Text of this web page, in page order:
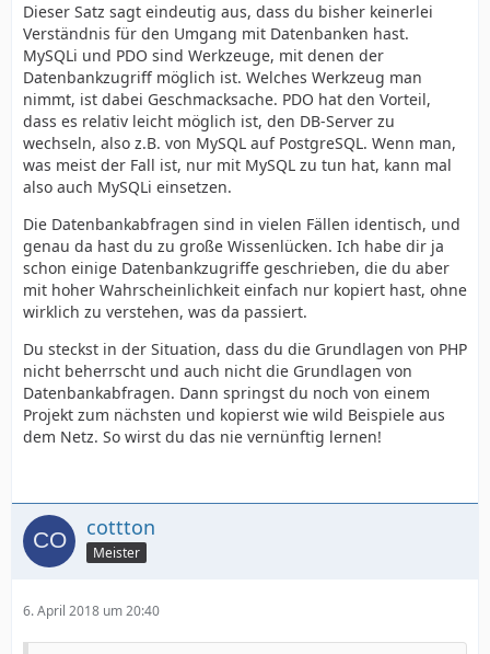
Dieser Satz sagt eindeutig aus, dass du bisher keinerlei
Verständnis für den Umgang mit Datenbanken hast.
MySQLi und PDO sind Werkzeuge, mit denen der
Datenbankzugriff möglich ist. Welches Werkzeug man
nimmt, ist dabei Geschmacksache. PDO hat den Vorteil,
dass es relativ leicht möglich ist, den DB-Server zu
wechseln, also z.B. von MySQL auf PostgreSQL. Wenn man,
was meist der Fall ist, nur mit MySQL zu tun hat, kann mal
also auch MySQLi einsetzen.
Die Datenbankabfragen sind in vielen Fällen identisch, und
genau da hast du zu große Wissenlücken. Ich habe dir ja
schon einige Datenbankzugriffe geschrieben, die du aber
mit hoher Wahrscheinlichkeit einfach nur kopiert hast, ohne
wirklich zu verstehen, was da passiert.
Du steckst in der Situation, dass du die Grundlagen von PHP
nicht beherrscht und auch nicht die Grundlagen von
Datenbankabfragen. Dann springst du noch von einem
Projekt zum nächsten und kopierst wie wild Beispiele aus
dem Netz. So wirst du das nie vernünftig lernen!
cottton
Meister
6. April 2018 um 20:40